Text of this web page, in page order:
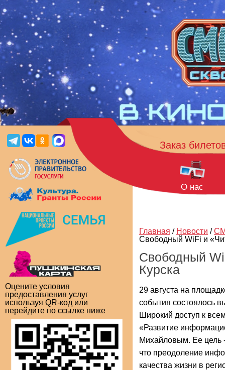
Оцените условия
предоставления услуг
используя QR-код или
перейдите по ссылке ниже
Заказ
О нас
Главная / Новости /
Свободный WiFi и
Свободный
Курска
29 августа на
события состоялось
Широкий доступ к
«Развитие
Михайловым. Ее цель
что преодоление
качества жизни в